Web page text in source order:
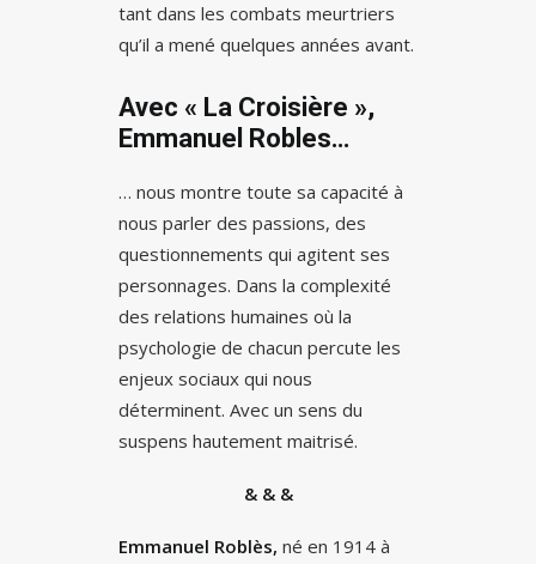
tant dans les combats meurtriers
qu’il a mené quelques années avant.
Avec « La Croisière »,
Emmanuel Robles…
… nous montre toute sa capacité à
nous parler des passions, des
questionnements qui agitent ses
personnages. Dans la complexité
des relations humaines où la
psychologie de chacun percute les
enjeux sociaux qui nous
déterminent. Avec un sens du
suspens hautement maitrisé.
& & &
Emmanuel Roblès, né en 1914 à